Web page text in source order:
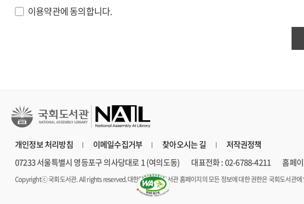
2. "이용자"란 도서관 정보시스템에 접속하여 본 약관에 따라 도
3. "회원"이란 도서관 정보시스템의 가입 신청 절차에 따라 회
② 본 약관에서 사용하는 용어 중 제1항에서 정의하지 않은 용
따릅니다.
제3조(약관의 효력 및 변경)
이용약관에 동의합니다.
개인정보 처리방침 이메일수집거부 찾아오시는 길
저작권정책
07233 서울특별시 영등포구 의사당대로 1 (여의도동)
대표전화 : 02-6788-4211 홈페
Copyrightⓒ 국회도서관. All rights reserved.대한민국 국회도서관 홈페이지의 모든 정보에 대한 권한은 국회도서관
WA
웹접근성인증마크